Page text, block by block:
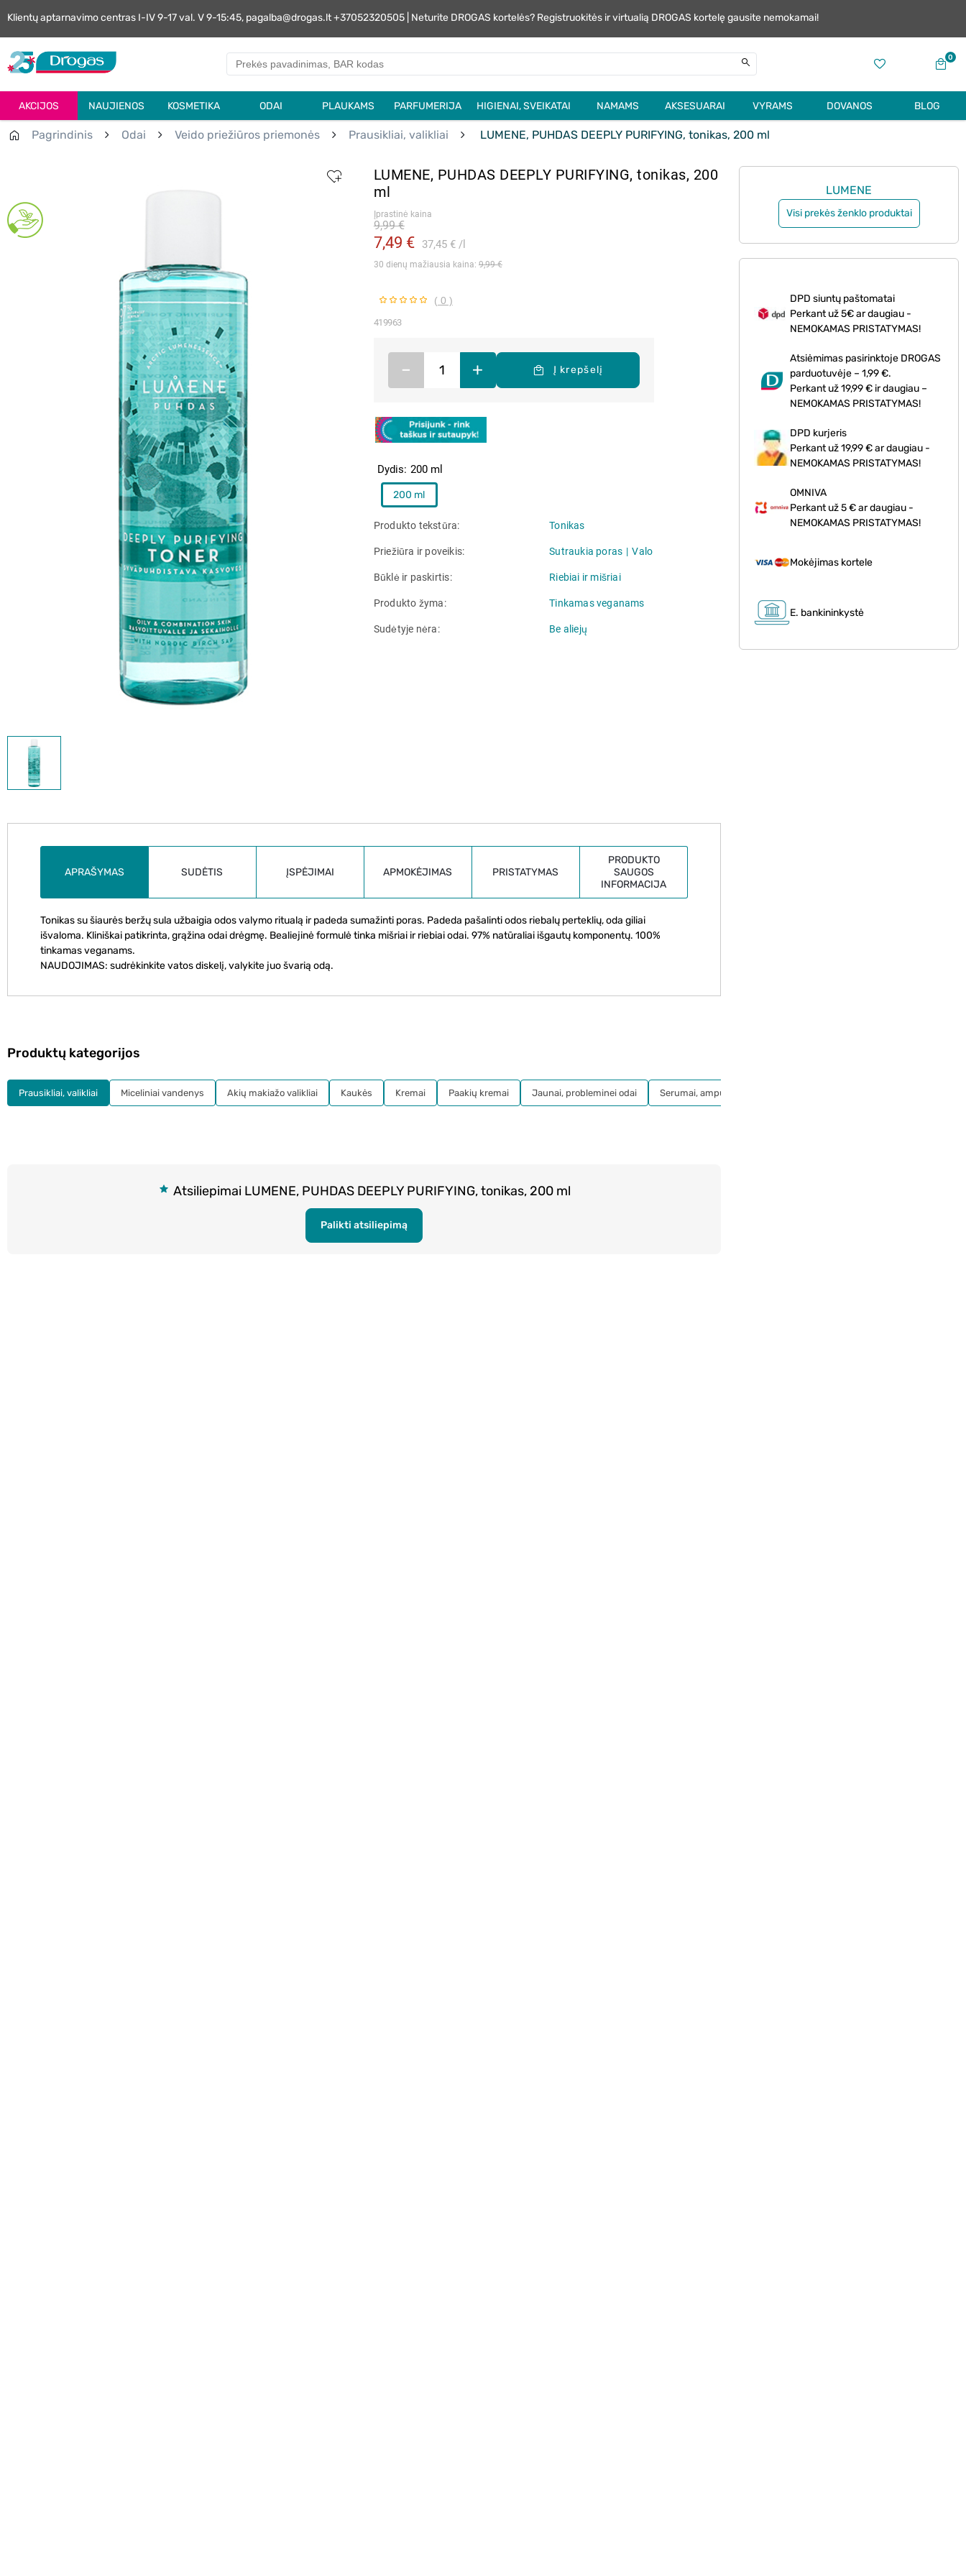
Klientų aptarnavimo centras I-IV 9-17 val. V 9-15:45, pagalba@drogas.lt +37052320505 | Neturite DROGAS kortelės? Registruokitės ir virtualią DROGAS kortelę gausite nemokamai!
0
AKCIJOS NAUJIENOS KOSMETIKA ODAI PLAUKAMS PARFUMERIJA HIGIENAI, SVEIKATAI NAMAMS AKSESUARAI VYRAMS DOVANOS BLOG
Pagrindinis Odai Veido priežiūros priemonės Prausikliai, valikliai LUMENE, PUHDAS DEEPLY PURIFYING, tonikas, 200 ml
LUMENE, PUHDAS DEEPLY PURIFYING, tonikas, 200
ml
Įprastinė kaina
7,49 € 37,45 € l
9,99 €
30 dienų mažiausia kaina: 9,99 €
( 0 )
419963
Dydis 200 ml
200 ml
– + Į krepšelį
Produkto tekstūra Tonikas
Priežiūra ir poveikis Sutraukia poras Valo
Būklė ir paskirtis Riebiai ir mišriai
Produkto žyma Tinkamas veganams
Sudėtyje nėra Be aliejų
LUMENE
Visi prekės ženklo produktai
DPD siuntų paštomatai
Perkant už 5€ ar daugiau -
NEMOKAMAS PRISTATYMAS!
Atsiėmimas pasirinktoje DROGAS
parduotuvėje – 1,99 €.
Perkant už 19,99 € ir daugiau –
NEMOKAMAS PRISTATYMAS!
DPD kurjeris
Perkant už 19,99 € ar daugiau -
NEMOKAMAS PRISTATYMAS!
OMNIVA
Perkant už 5 € ar daugiau -
NEMOKAMAS PRISTATYMAS!
Mokėjimas kortele
E. bankininkystė
APRAŠYMAS SUDĖTIS ĮSPĖJIMAI APMOKĖJIMAS PRISTATYMAS
PRODUKTO
SAUGOS
INFORMACIJA
Tonikas su šiaurės beržų sula užbaigia odos valymo ritualą ir padeda sumažinti poras. Padeda pašalinti odos riebalų perteklių, oda giliai
išvaloma. Kliniškai patikrinta, grąžina odai drėgmę. Bealiejinė formulė tinka mišriai ir riebiai odai. 97% natūraliai išgautų komponentų. 100%
tinkamas veganams.
NAUDOJIMAS: sudrėkinkite vatos diskelį, valykite juo švarią odą.
Atsiliepimai LUMENE, PUHDAS DEEPLY PURIFYING, tonikas, 200 ml
Palikti atsiliepimą
Produktų kategorijos
Prausikliai, valikliai Miceliniai vandenys Akių makiažo valikliai Kaukės Kremai Paakių kremai Jaunai, probleminei odai Serumai, ampulės